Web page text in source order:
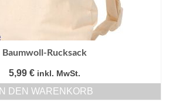
Baumwoll-Rucksack
5,99 € inkl. MwSt.
IN DEN WARENKORB